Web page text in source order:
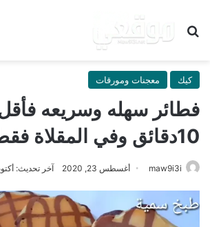
بحث عن
كيك معجنات ومورقات
فطائر سهله وسريعه
10دقائق وفي المقلاة فقط
maw9i3i أغسطس 23, 2020 آخر تحديث: أكتوبر 18,